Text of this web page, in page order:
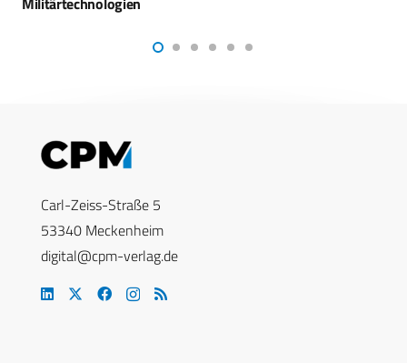
Carl-Zeiss-Straße 5
53340 Meckenheim
digital@cpm-verlag.de